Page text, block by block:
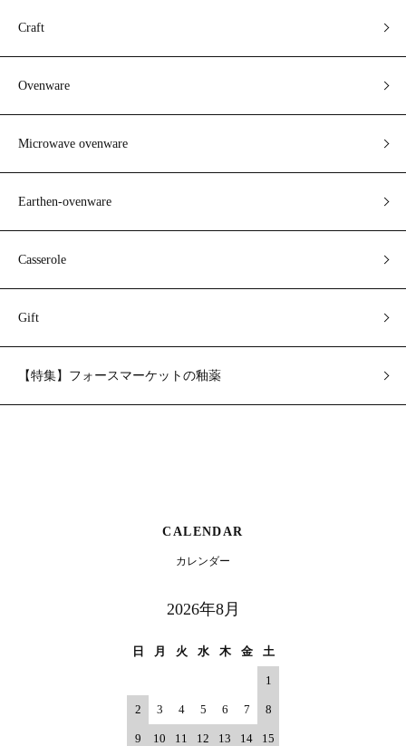
Craft
Ovenware
Microwave ovenware
Earthen-ovenware
Casserole
Gift
【特集】フォースマーケットの釉薬
CALENDAR
カレンダー
2026年8月
日 月 火 水 木 金 土
1
2 3 4 5 6 7 8
9 10 11 12 13 14 15